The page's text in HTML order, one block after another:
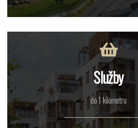
Služby
do 1 kilometru